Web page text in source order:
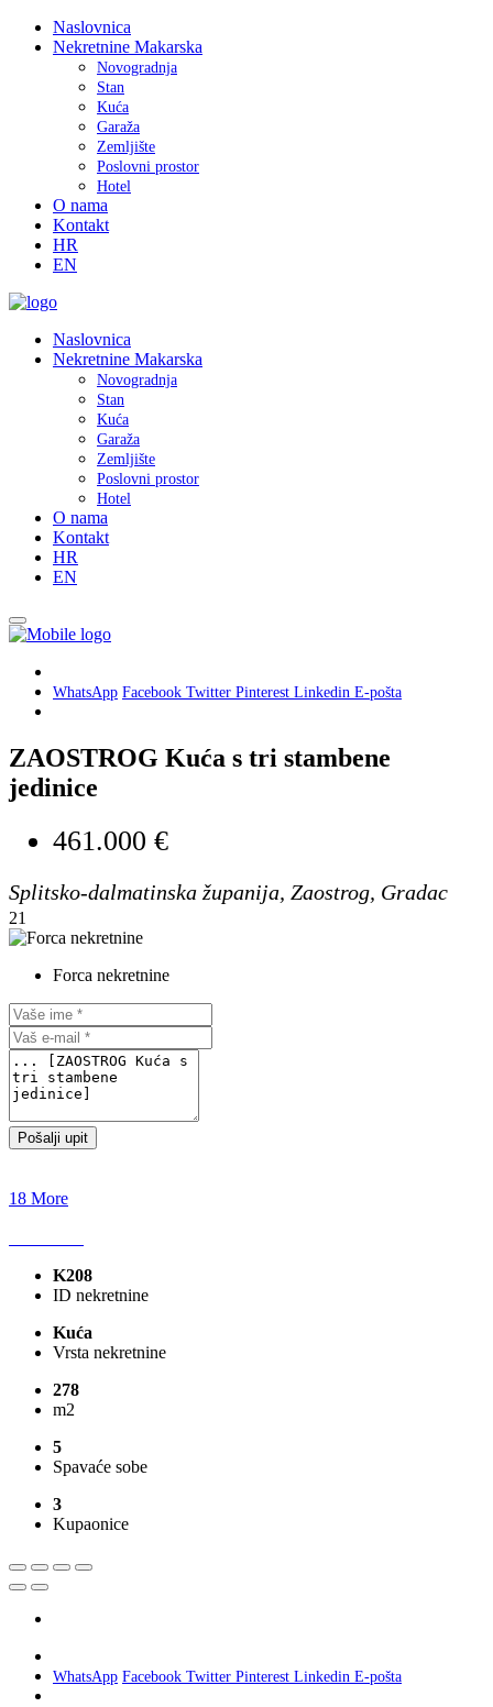
Naslovnica
Nekretnine Makarska
Novogradnja
Stan
Kuća
Garaža
Zemljište
Poslovni prostor
Hotel
O nama
Kontakt
HR
EN
Naslovnica
Nekretnine Makarska
Novogradnja
Stan
Kuća
Garaža
Zemljište
Poslovni prostor
Hotel
O nama
Kontakt
HR
EN
WhatsApp Facebook Twitter Pinterest Linkedin E-pošta
ZAOSTROG Kuća s tri stambene
jedinice
461.000 €
Splitsko-dalmatinska županija, Zaostrog, Gradac
21
Forca nekretnine
Pošalji upit
18 More
K208
ID nekretnine
Kuća
Vrsta nekretnine
278
m2
5
Spavaće sobe
3
Kupaonice
WhatsApp Facebook Twitter Pinterest Linkedin E-pošta